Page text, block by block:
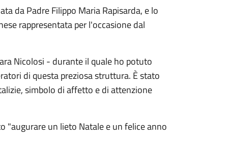
da Padre Filippo Maria Rapisarda, e lo
rappresentata per l'occasione dal
Nicolosi - durante il quale ho potuto
di questa preziosa struttura. È stato
simbolo di affetto e di attenzione
un lieto Natale e un felice anno